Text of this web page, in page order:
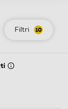
Filtri 10